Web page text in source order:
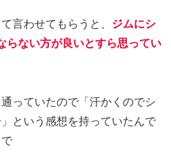
言わせてもらうと、 ジムにシ
らない方が良いとすら思ってい
っていたので「汗かくのでシ
という感想を持っていたんで